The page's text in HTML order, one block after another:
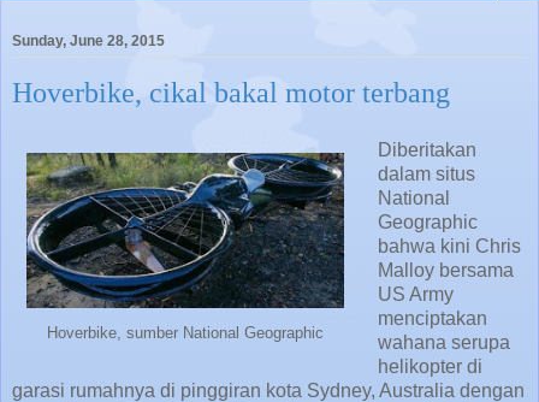
Sunday, June 28, 2015
Hoverbike, cikal bakal motor terbang
Hoverbike, sumber National Geographic
Diberitakan
dalam situs
National
Geographic
bahwa kini Chris
Malloy bersama
US Army
menciptakan
wahana serupa
helikopter di
garasi rumahnya di pinggiran kota Sydney, Australia dengan